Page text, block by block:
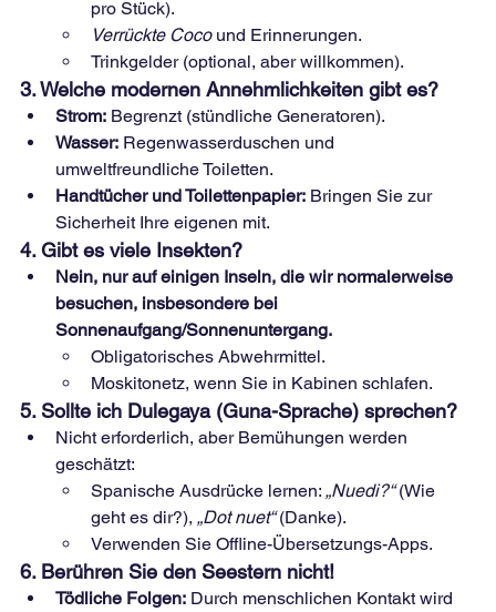
pro Stück).
Verrückte Coco und Erinnerungen.
Trinkgelder (optional, aber willkommen).
3. Welche modernen Annehmlichkeiten gibt es?
Strom: Begrenzt (stündliche Generatoren).
Wasser: Regenwasserduschen und
umweltfreundliche Toiletten.
Handtücher und Toilettenpapier: Bringen Sie zur
Sicherheit Ihre eigenen mit.
4. Gibt es viele Insekten?
Nein, nur auf einigen Inseln, die wir normalerweise
besuchen, insbesondere bei
Sonnenaufgang/Sonnenuntergang.
Obligatorisches Abwehrmittel.
Moskitonetz, wenn Sie in Kabinen schlafen.
5. Sollte ich Dulegaya (Guna-Sprache) sprechen?
Nicht erforderlich, aber Bemühungen werden
geschätzt:
Spanische Ausdrücke lernen: „Nuedi?“ (Wie
geht es dir?), „Dot nuet“ (Danke).
Verwenden Sie Offline-Übersetzungs-Apps.
6. Berühren Sie den Seestern nicht!
Tödliche Folgen: Durch menschlichen Kontakt wird